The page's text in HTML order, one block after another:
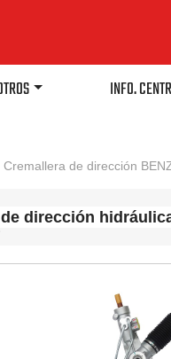
INFO.
Cremallera de dirección
dirección